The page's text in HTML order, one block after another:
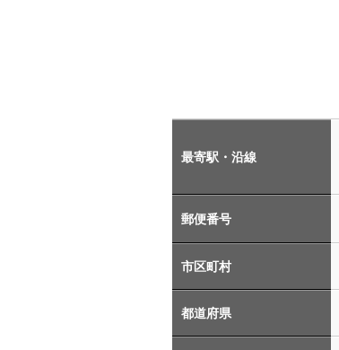
最寄駅・沿線
郵便番号
市区町村
都道府県